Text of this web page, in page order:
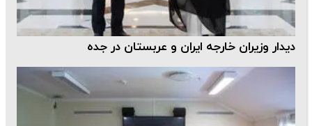
دیدار وزیران خارجه ایران و عربستان در جده